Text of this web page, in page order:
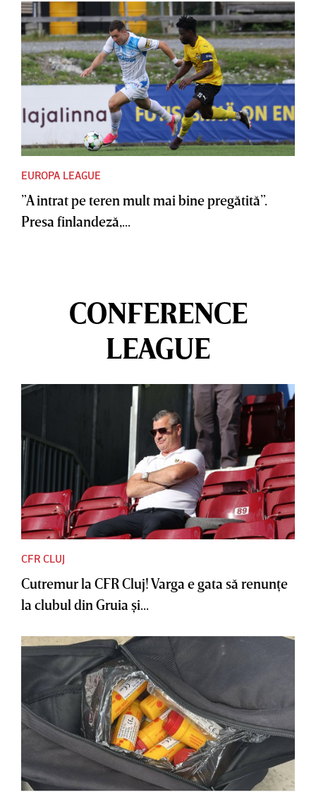
EUROPA LEAGUE
”A intrat pe teren mult mai bine pregătită”.
Presa finlandeză,...
CONFERENCE
LEAGUE
CFR CLUJ
Cutremur la CFR Cluj! Varga e gata să renunţe
la clubul din Gruia şi...